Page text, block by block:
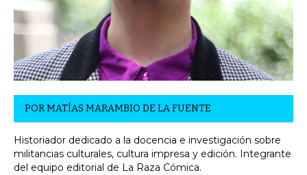
PORMATÍAS MARAMBIO DE LA FUENTE
Historiador dedicado a la docencia e investigación sobre
militancias culturales, cultura impresa y edición. Integrante
del equipo editorial de La Raza Cómica.